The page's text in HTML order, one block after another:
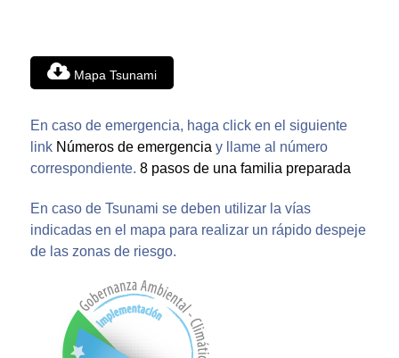
Mapa Tsunami
En caso de emergencia, haga click en el siguiente
link Números de emergencia y llame al número
correspondiente. 8 pasos de una familia preparada
En caso de Tsunami se deben utilizar la vías
indicadas en el mapa para realizar un rápido despeje
de las zonas de riesgo.